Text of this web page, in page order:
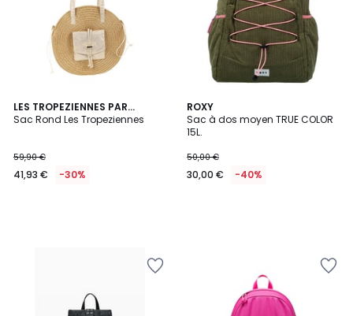
LES TROPEZIENNES PAR
M.BELARBI
Sac Rond Les Tropeziennes
59,90 €
41,93 € -30%
ROXY
Sac à dos moyen TRUE COLOR
15L.
50,00 €
30,00 € -40%